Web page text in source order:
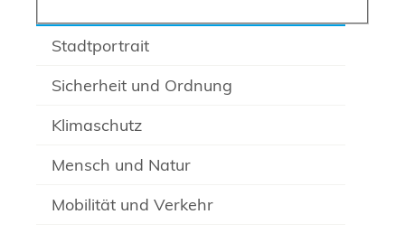
Stadtportrait
Sicherheit und Ordnung
Klimaschutz
Mensch und Natur
Mobilität und Verkehr